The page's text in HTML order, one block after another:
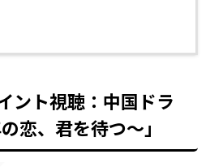
ント視聴：中国ドラ
恋、君を待つ～」